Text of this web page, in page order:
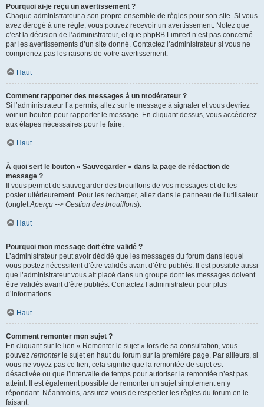
Pourquoi ai-je reçu un avertissement ?
Chaque administrateur a son propre ensemble de règles pour son site. Si vous
avez dérogé à une règle, vous pouvez recevoir un avertissement. Notez que
c’est la décision de l’administrateur, et que phpBB Limited n’est pas concerné
par les avertissements d’un site donné. Contactez l’administrateur si vous ne
comprenez pas les raisons de votre avertissement.
Haut
Comment rapporter des messages à un modérateur ?
Si l’administrateur l’a permis, allez sur le message à signaler et vous devriez
voir un bouton pour rapporter le message. En cliquant dessus, vous accéderez
aux étapes nécessaires pour le faire.
Haut
À quoi sert le bouton « Sauvegarder » dans la page de rédaction de
message ?
Il vous permet de sauvegarder des brouillons de vos messages et de les
poster ultérieurement. Pour les recharger, allez dans le panneau de l’utilisateur
(ongletAperçu --> Gestion des brouillons).
Haut
Pourquoi mon message doit être validé ?
L’administrateur peut avoir décidé que les messages du forum dans lequel
vous postez nécessitent d’être validés avant d’être publiés. Il est possible aussi
que l’administrateur vous ait placé dans un groupe dont les messages doivent
être validés avant d’être publiés. Contactez l’administrateur pour plus
d’informations.
Haut
Comment remonter mon sujet ?
En cliquant sur le lien « Remonter le sujet » lors de sa consultation, vous
pouvez remonterle sujet en haut du forum sur la première page. Par ailleurs, si
vous ne voyez pas ce lien, cela signifie que la remontée de sujet est
désactivée ou que l’intervalle de temps pour autoriser la remontée n’est pas
atteint. Il est également possible de remonter un sujet simplement en y
répondant. Néanmoins, assurez-vous de respecter les règles du forum en le
faisant.